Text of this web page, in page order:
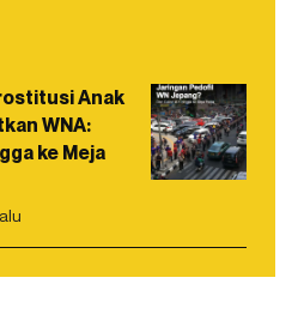
Anak
WNA:
ke Meja